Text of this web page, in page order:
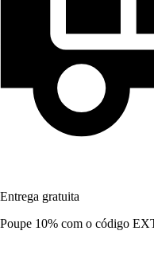
Entrega gratuita
Poupe 10% com o código